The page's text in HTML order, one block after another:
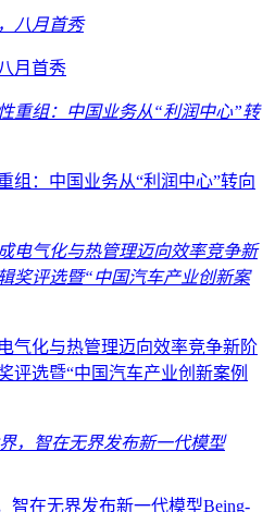
月首秀
组：中国业务从“利润中心”转向
气化与热管理迈向效率竞争新阶
评选暨“中国汽车产业创新案例
智在无界发布新一代模型Being-